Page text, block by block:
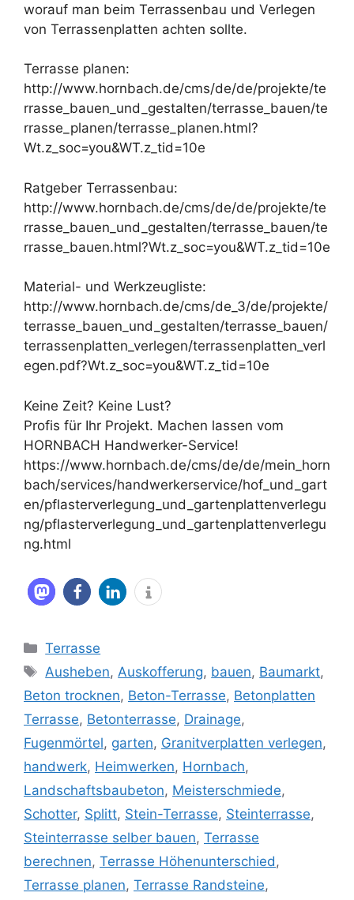
worauf man beim Terrassenbau und Verlegen
von Terrassenplatten achten sollte.
Terrasse planen:
http://www.hornbach.de/cms/de/de/projekte/te
rrasse_bauen_und_gestalten/terrasse_bauen/te
rrasse_planen/terrasse_planen.html?
Wt.z_soc=you&WT.z_tid=10e
Ratgeber Terrassenbau:
http://www.hornbach.de/cms/de/de/projekte/te
rrasse_bauen_und_gestalten/terrasse_bauen/te
rrasse_bauen.html?Wt.z_soc=you&WT.z_tid=10e
Material- und Werkzeugliste:
http://www.hornbach.de/cms/de_3/de/projekte/
terrasse_bauen_und_gestalten/terrasse_bauen/
terrassenplatten_verlegen/terrassenplatten_verl
egen.pdf?Wt.z_soc=you&WT.z_tid=10e
Keine Zeit? Keine Lust?
Profis für Ihr Projekt. Machen lassen vom
HORNBACH Handwerker-Service!
https://www.hornbach.de/cms/de/de/mein_horn
bach/services/handwerkerservice/hof_und_gart
en/pflasterverlegung_und_gartenplattenverlegu
ng/pflasterverlegung_und_gartenplattenverlegu
ng.html
Kategorien
Terrasse
Schlagwörter
Ausheben,Auskofferung, bauen, Baumarkt,
Beton trocknen, Beton-Terrasse, Betonplatten
Terrasse, Betonterrasse, Drainage,
Fugenmörtel, garten, Granitverplatten verlegen,
handwerk, Heimwerken, Hornbach,
Landschaftsbaubeton, Meisterschmiede,
Schotter, Splitt, Stein-Terrasse, Steinterrasse,
Steinterrasse selber bauen, Terrasse
berechnen, Terrasse Höhenunterschied,
Terrasse planen, Terrasse Randsteine,